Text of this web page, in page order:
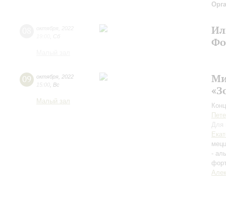
09 октября 2022
15:00 Вс
Малый зал
Для
-